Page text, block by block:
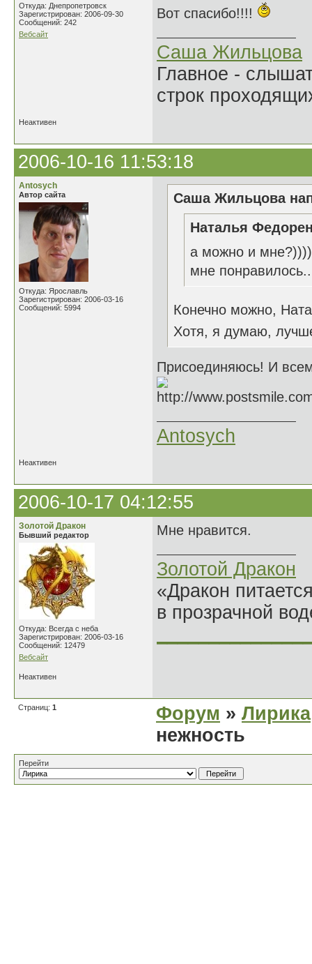
Откуда: Днепропетровск
Зарегистрирован: 2006-09-30
Сообщений: 242
Вебсайт
Вот спасибо!!!!
Саша Жильцова
Главное -
строк
Неактивен
2006-10-16 11:53:18
Antosych
Автор сайта
Откуда: Ярославль
Зарегистрирован: 2006-03-16
Сообщений: 5994
Саша Жильцова
Наталья
а можно и
мне
Конечно можно,
Хотя, я думаю,
Присоединяюсь! И
Antosych
Неактивен
2006-10-17 04:12:55
Золотой Дракон
Бывший редактор
Откуда: Всегда с неба
Зарегистрирован: 2006-03-16
Сообщений: 12479
Вебсайт
Мне нравится.
Золотой Дракон
«Дракон
в прозрачной
Неактивен
Страниц: 1 Форум » Лирика
нежность
Перейти